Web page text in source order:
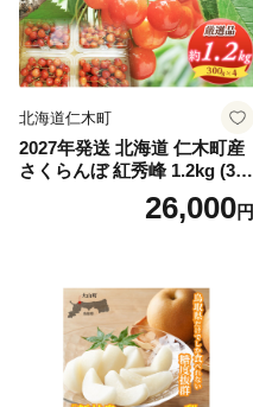
笛吹市 シャインマスカット
笛吹 葡萄 国産 ぶどう 人気
国産 1.2kg 先行｜
北海道仁木町
2027年発送 北海道 仁木町産
さくらんぼ 紅秀峰 1.2kg (300
g×4パック) Lサイズ以上 旬
桜桃 産地直送 サクランボ チ
26,000円